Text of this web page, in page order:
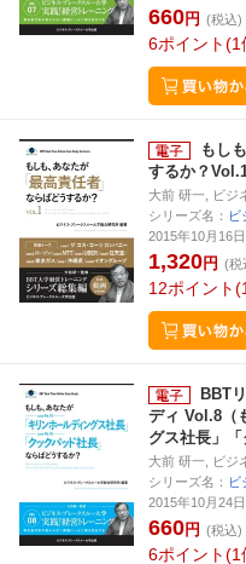
660円 (税込)
6ポイント 1
もし
するか？
大前 研一, ビジ
シリーズ名： ビ
2015年10月16
1,320円 (税
12ポイント
BBT
ディ Vol.8（
グス社長」
大前 研一, ビジ
シリーズ名： ビ
2015年10月24
660円 (税込)
6ポイント 1